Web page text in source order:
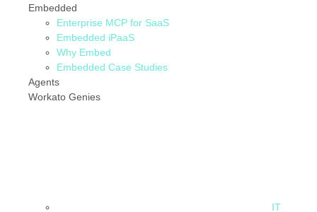
Embedded
Enterprise MCP for SaaS
Embedded iPaaS
Why Embed
Embedded Case Studies
Agents
Workato Genies
IT